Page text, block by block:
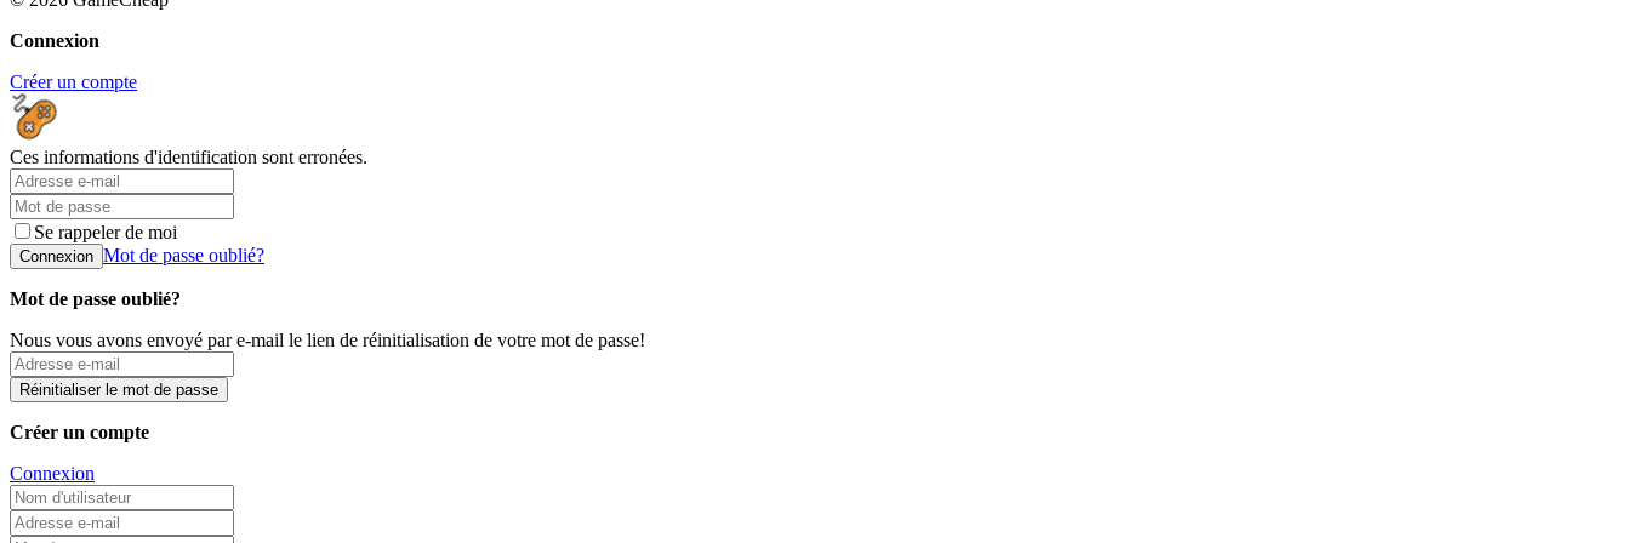
Connexion
Créer un compte
Ces informations d'identification sont erronées.
Se rappeler de moi
Connexion Mot de passe oublié?
Mot de passe oublié?
Nous vous avons envoyé par e-mail le lien de réinitialisation de votre mot de passe!
Réinitialiser le mot de passe
Créer un compte
Connexion